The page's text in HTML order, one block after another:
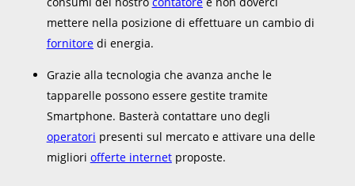
mettere nella posizione di effettuare un cambio di
fornitoredi energia.
Grazie alla tecnologia che avanza anche le
tapparelle possono essere gestite tramite
Smartphone. Basterà contattare uno degli
operatori presenti sul mercato e attivare una delle
migliori offerte internetproposte.